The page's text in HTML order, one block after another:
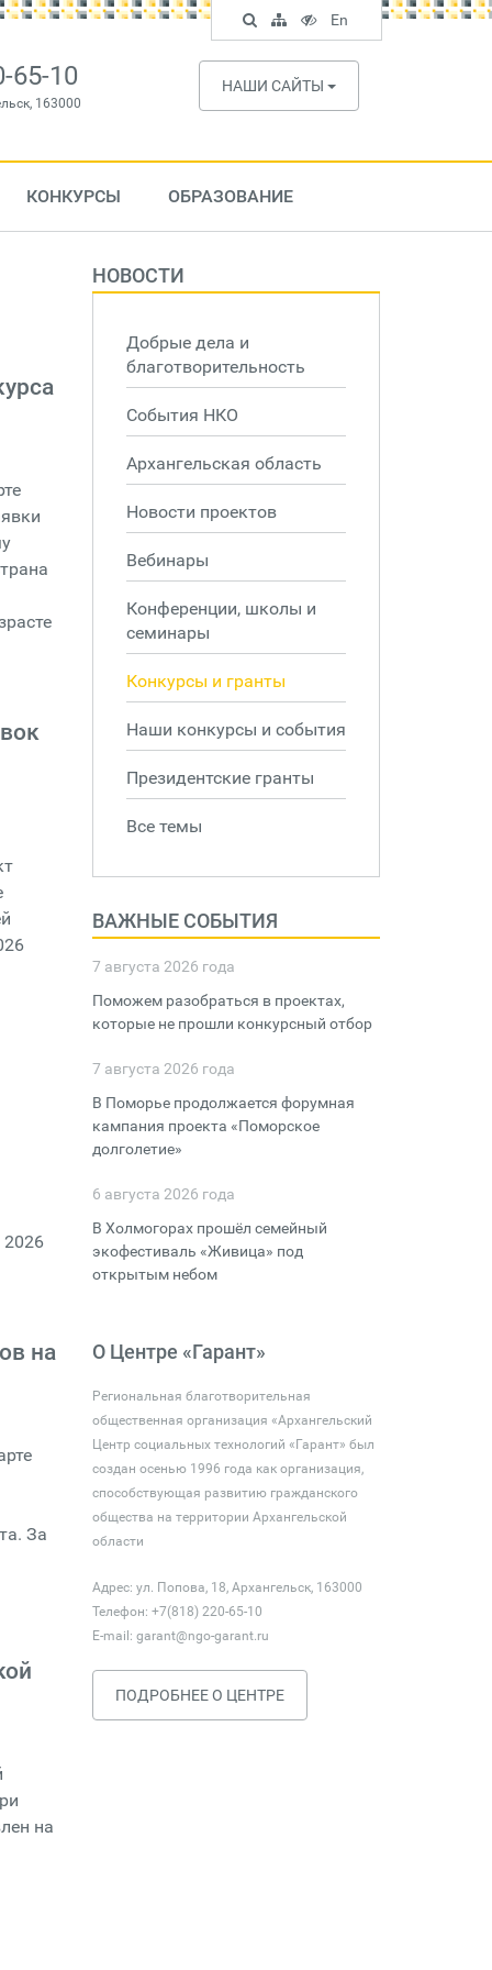
65-10
163000
НАШИ САЙТЫ
КОНКУРСЫ ОБРАЗОВАНИЕ
2026
на
За
на
НОВОСТИ
Добрые дела и
благотворительность
События НКО
Архангельская область
Новости проектов
Вебинары
Конференции, школы и
семинары
Конкурсы и гранты
Наши конкурсы и события
Президентские гранты
Все темы
ВАЖНЫЕ СОБЫТИЯ
7 августа 2026 года
Поможем разобраться в проектах,
которые не прошли конкурсный отбор
7 августа 2026 года
В Поморье продолжается форумная
кампания проекта «Поморское
долголетие»
6 августа 2026 года
В Холмогорах прошёл семейный
экофестиваль «Живица» под
открытым небом
О Центре «Гарант»
Региональная благотворительная
общественная организация «Архангельский
Центр социальных технологий «Гарант» был
создан осенью 1996 года как организация,
способствующая развитию гражданского
общества на территории Архангельской
области
Адрес: ул. Попова, 18, Архангельск, 163000
Телефон: +7(818) 220-65-10
E-mail: garant@ngo-garant.ru
ПОДРОБНЕЕ О ЦЕНТРЕ
Поиск
по
сайту
Карта
сайта
Версия
для
слабовидящих
En
English